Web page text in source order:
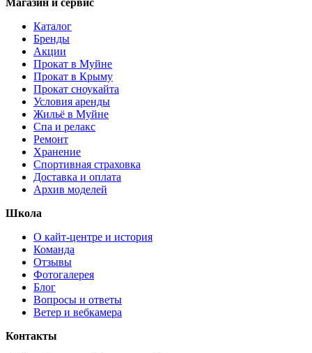
Магазин и сервис
Каталог
Бренды
Акции
Прокат в Муйне
Прокат в Крыму
Прокат сноукайта
Условия аренды
Жильё в Муйне
Спа и релакс
Ремонт
Хранение
Спортивная страховка
Доставка и оплата
Архив моделей
Школа
О кайт-центре и история
Команда
Отзывы
Фотогалерея
Блог
Вопросы и ответы
Ветер и вебкамера
Контакты